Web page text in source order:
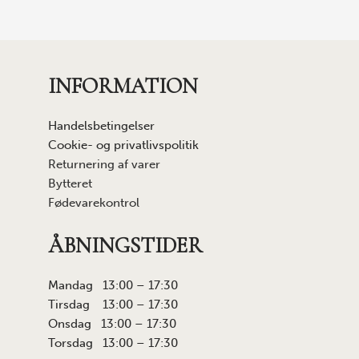
INFORMATION
Handelsbetingelser
Cookie- og privatlivspolitik
Returnering af varer
Bytteret
Fødevarekontrol
ÅBNINGSTIDER
Mandag 13:00 – 17:30
Tirsdag 13:00 – 17:30
Onsdag 13:00 – 17:30
Torsdag 13:00 – 17:30